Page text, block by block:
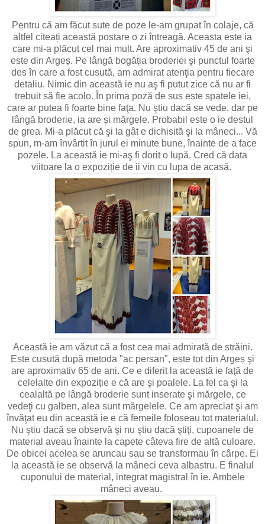
Pentru că am făcut sute de poze le-am grupat în colaje, că
altfel citeați această postare o zi întreagă. Aceasta este ia
care mi-a plăcut cel mai mult. Are aproximativ 45 de ani şi
este din Argeș. Pe lângă bogăția broderiei şi punctul foarte
des în care a fost cusută, am admirat atenţia pentru fiecare
detaliu. Nimic din această ie nu aş fi putut zice că nu ar fi
trebuit să fie acolo. În prima poză de sus este spatele iei,
care ar putea fi foarte bine faţa. Nu ştiu dacă se vede, dar pe
lângă broderie, ia are și mărgele. Probabil este o ie destul
de grea. Mi-a plăcut că şi la gât e dichisită şi la mâneci... Vă
spun, m-am învârtit în jurul ei minute bune, înainte de a face
pozele. La această ie mi-aş fi dorit o lupă. Cred că data
viitoare la o expoziție de ii vin cu lupa de acasă.
Această ie am văzut că a fost cea mai admirată de străini.
Este cusută după metoda "ac persan", este tot din Argeș şi
are aproximativ 65 de ani. Ce e diferit la această ie faţă de
celelalte din expoziție e că are şi poalele. La fel ca şi la
cealaltă pe lângă broderie sunt inserate şi mărgele, ce
vedeţi cu galben, alea sunt mărgelele. Ce am apreciat şi am
învăţat eu din această ie e că femeile foloseau tot materialul.
Nu ştiu dacă se observă şi nu ştiu dacă ştiţi, cupoanele de
material aveau înainte la capete câteva fire de altă culoare.
De obicei acelea se aruncau sau se transformau în cârpe. Ei
la această ie se observă la mâneci ceva albastru. E finalul
cuponului de material, integrat magistral în ie. Ambele
mâneci aveau.